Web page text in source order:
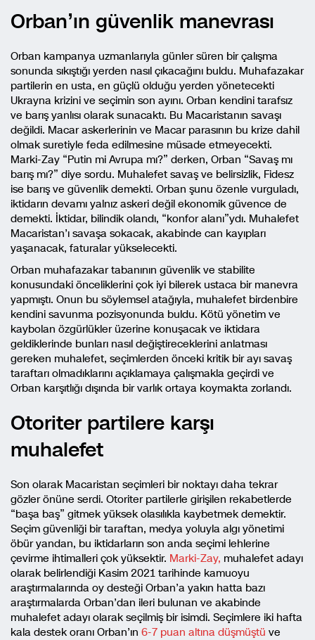
Orban’ın güvenlik manevrası
Orban kampanya uzmanlarıyla günler süren bir çalışma
sonunda sıkıştığı yerden nasıl çıkacağını buldu. Muhafazakar
partilerin en usta, en güçlü olduğu yerden yönetecekti
Ukrayna krizini ve seçimin son ayını. Orban kendini tarafsız
ve barış yanlısı olarak sunacaktı. Bu Macaristanın savaşı
değildi. Macar askerlerinin ve Macar parasının bu krize dahil
olmak suretiyle feda edilmesine müsade etmeyecekti.
Marki-Zay “Putin mi Avrupa mı?” derken, Orban “Savaş mı
barış mı?” diye sordu. Muhalefet savaş ve belirsizlik, Fidesz
ise barış ve güvenlik demekti. Orban şunu özenle vurguladı,
iktidarın devamı yalnız askeri değil ekonomik güvence de
demekti. İktidar, bilindik olandı, “konfor alanı”ydı. Muhalefet
Macaristan’ı savaşa sokacak, akabinde can kayıpları
yaşanacak, faturalar yükselecekti.
Orban muhafazakar tabanının güvenlik ve stabilite
konusundaki önceliklerini çok iyi bilerek ustaca bir manevra
yapmıştı. Onun bu söylemsel atağıyla, muhalefet birdenbire
kendini savunma pozisyonunda buldu. Kötü yönetim ve
kaybolan özgürlükler üzerine konuşacak ve iktidara
geldiklerinde bunları nasıl değiştireceklerini anlatması
gereken muhalefet, seçimlerden önceki kritik bir ayı savaş
taraftarı olmadıklarını açıklamaya çalışmakla geçirdi ve
Orban karşıtlığı dışında bir varlık ortaya koymakta zorlandı.
Otoriter partilere karşı
muhalefet
Son olarak Macaristan seçimleri bir noktayı daha tekrar
gözler önüne serdi. Otoriter partilerle girişilen rekabetlerde
“başa baş” gitmek yüksek olasılıkla kaybetmek demektir.
Seçim güvenliği bir taraftan, medya yoluyla algı yönetimi
öbür yandan, bu iktidarların son anda seçimi lehlerine
çevirme ihtimalleri çok yüksektir. Marki-Zay, muhalefet adayı
olarak belirlendiği Kasim 2021 tarihinde kamuoyu
araştırmalarında oy desteği Orban’a yakın hatta bazı
araştırmalarda Orban’dan ileri bulunan ve akabinde
muhalefet adayı olarak seçilmiş bir isimdi. Seçimlere iki hafta
kala destek oranı Orban’ın 6-7 puan altına düşmüştü ve